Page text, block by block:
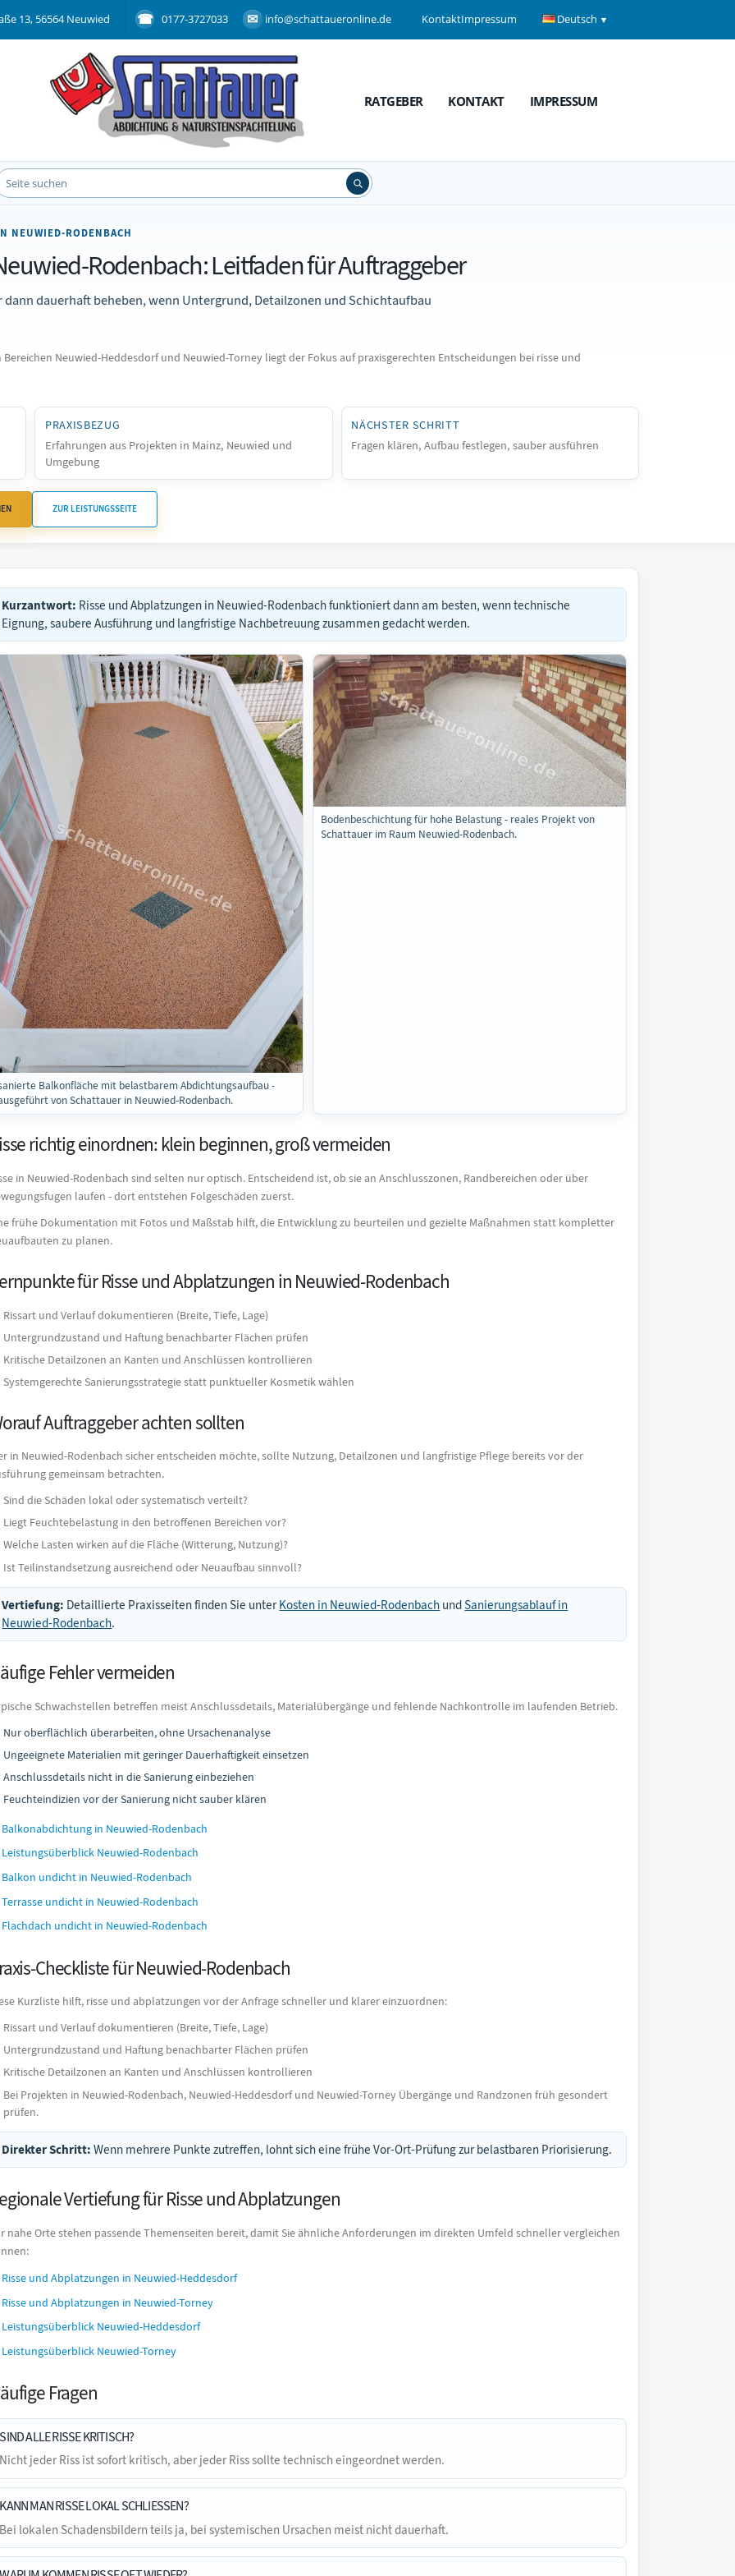
13, 56564 Neuwied 0177-3727033 info@schattaueronline.de KontaktImpressum Deutsch
RATGEBER KONTAKT IMPRESSUM
NEUWIED-RODENBACH
Rodenbach: Leitfaden für Auftraggeber
dauerhaft beheben, wenn Untergrund, Detailzonen und Schichtaufbau
Neuwied-Heddesdorf und Neuwied-Torney liegt der Fokus auf praxisgerechten Entscheidungen bei risse und
PRAXISBEZUG
Erfahrungen aus Projekten in Mainz, Neuwied und
Umgebung
NÄCHSTER SCHRITT
Fragen klären, Aufbau festlegen, sauber ausführen
ZUR LEISTUNGSSEITE
Kurzantwort: Risse und Abplatzungen in Neuwied-Rodenbach funktioniert dann am besten, wenn technische
Eignung, saubere Ausführung und langfristige Nachbetreuung zusammen gedacht werden.
Balkonfläche mit belastbarem Abdichtungsaufbau -
von Schattauer in Neuwied-Rodenbach.
Bodenbeschichtung für hohe Belastung - reales Projekt von
Schattauer im Raum Neuwied-Rodenbach.
richtig einordnen: klein beginnen, groß vermeiden
in Neuwied-Rodenbach sind selten nur optisch. Entscheidend ist, ob sie an Anschlusszonen, Randbereichen oder über
laufen - dort entstehen Folgeschäden zuerst.
frühe Dokumentation mit Fotos und Maßstab hilft, die Entwicklung zu beurteilen und gezielte Maßnahmen statt kompletter
zu planen.
für Risse und Abplatzungen in Neuwied-Rodenbach
Rissart und Verlauf dokumentieren (Breite, Tiefe, Lage)
Untergrundzustand und Haftung benachbarter Flächen prüfen
Kritische Detailzonen an Kanten und Anschlüssen kontrollieren
Systemgerechte Sanierungsstrategie statt punktueller Kosmetik wählen
Auftraggeber achten sollten
in Neuwied-Rodenbach sicher entscheiden möchte, sollte Nutzung, Detailzonen und langfristige Pflege bereits vor der
gemeinsam betrachten.
Sind die Schäden lokal oder systematisch verteilt?
Liegt Feuchtebelastung in den betroffenen Bereichen vor?
Welche Lasten wirken auf die Fläche (Witterung, Nutzung)?
Ist Teilinstandsetzung ausreichend oder Neuaufbau sinnvoll?
Vertiefung: Detaillierte Praxisseiten finden Sie unterKosten in Neuwied-Rodenbach undSanierungsablauf in
Neuwied-Rodenbach.
Fehler vermeiden
Schwachstellen betreffen meist Anschlussdetails, Materialübergänge und fehlende Nachkontrolle im laufenden Betrieb.
Nur oberflächlich überarbeiten, ohne Ursachenanalyse
Ungeeignete Materialien mit geringer Dauerhaftigkeit einsetzen
Anschlussdetails nicht in die Sanierung einbeziehen
Feuchteindizien vor der Sanierung nicht sauber klären
Balkonabdichtung in Neuwied-Rodenbach
Leistungsüberblick Neuwied-Rodenbach
Balkon undicht in Neuwied-Rodenbach
Terrasse undicht in Neuwied-Rodenbach
Flachdach undicht in Neuwied-Rodenbach
Checkliste für Neuwied-Rodenbach
Kurzliste hilft, risse und abplatzungen vor der Anfrage schneller und klarer einzuordnen:
Rissart und Verlauf dokumentieren (Breite, Tiefe, Lage)
Untergrundzustand und Haftung benachbarter Flächen prüfen
Kritische Detailzonen an Kanten und Anschlüssen kontrollieren
Bei Projekten in Neuwied-Rodenbach, Neuwied-Heddesdorf und Neuwied-Torney Übergänge und Randzonen früh gesondert
prüfen.
Direkter Schritt: Wenn mehrere Punkte zutreffen, lohnt sich eine frühe Vor-Ort-Prüfung zur belastbaren Priorisierung.
Vertiefung für Risse und Abplatzungen
nahe Orte stehen passende Themenseiten bereit, damit Sie ähnliche Anforderungen im direkten Umfeld schneller vergleichen
Risse und Abplatzungen in Neuwied-Heddesdorf
Risse und Abplatzungen in Neuwied-Torney
Leistungsüberblick Neuwied-Heddesdorf
Leistungsüberblick Neuwied-Torney
Fragen
SIND ALLE RISSE KRITISCH?
Nicht jeder Riss ist sofort kritisch, aber jeder Riss sollte technisch eingeordnet werden.
KANN MAN RISSE LOKAL SCHLIESSEN?
Bei lokalen Schadensbildern teils ja, bei systemischen Ursachen meist nicht dauerhaft.